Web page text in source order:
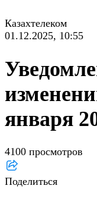
Казахтелеком
01.12.2025, 10:55
января
4100 просмотров
Поделиться